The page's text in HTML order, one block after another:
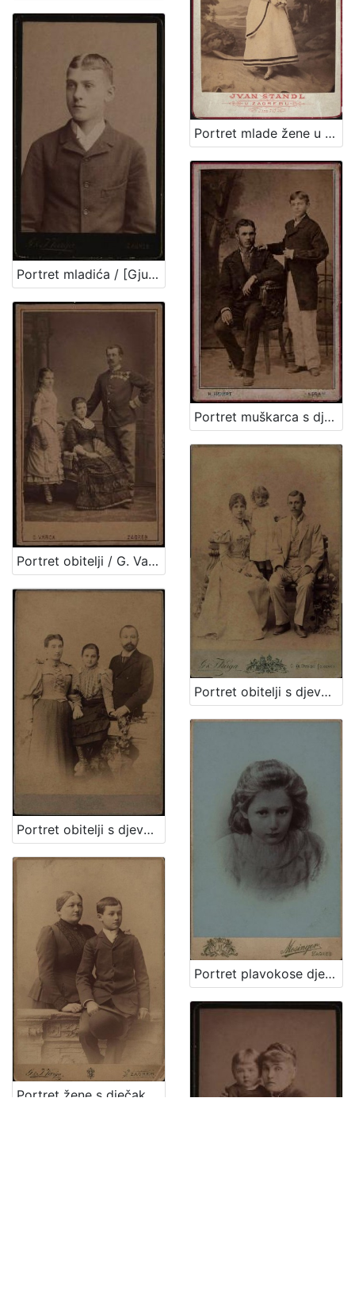
Portret mlade žene u bijeloj haljini / Ivan Standl
Portret mladića / [Gjuro Varga] ; [izradio fotografski atelijer] G. & I. Varga
Portret muškarca s dječakom u bijelim hlačama / H. Fickert ; [izradila] Poslovnica svetlo slikah Herrmana Fikerta u Zagrebu
Portret obitelji / G. Varga
Portret obitelji s djevojčicom / G. & I. Varga
Portret obitelji s djevojčicom u sredini / Mosinger & Breyer
Portret plavokose djevojčice / Mosinger ; [izradio] Artistički zavod Mosinger